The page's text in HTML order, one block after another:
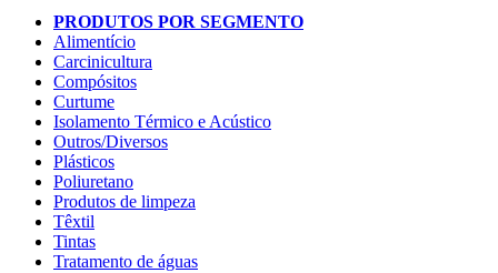
PRODUTOS POR SEGMENTO
Alimentício
Carcinicultura
Compósitos
Curtume
Isolamento Térmico e Acústico
Outros/Diversos
Plásticos
Poliuretano
Produtos de limpeza
Têxtil
Tintas
Tratamento de águas